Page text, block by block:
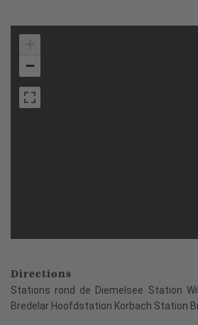
−
Directions
Stations rond de Diemelsee Station
Bredelar Hoofdstation Korbach Station